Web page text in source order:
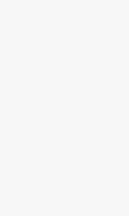
online today. We look forward